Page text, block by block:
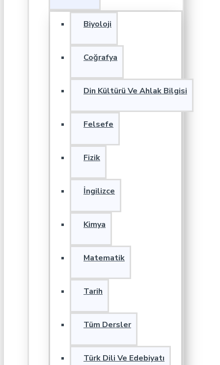
Biyoloji
Coğrafya
Din Kültürü Ve Ahlak Bilgisi
Felsefe
Fizik
İngilizce
Kimya
Matematik
Tarih
Tüm Dersler
Türk Dili Ve Edebiyatı